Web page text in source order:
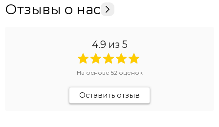
Отзывы о нас
4.9 из 5
На основе 52 оценок
Оставить отзыв